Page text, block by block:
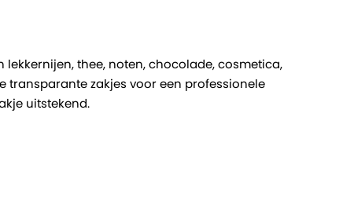
lekkernijen, thee, noten, chocolade, cosmetica,
transparante zakjes voor een professionele
uitstekend.